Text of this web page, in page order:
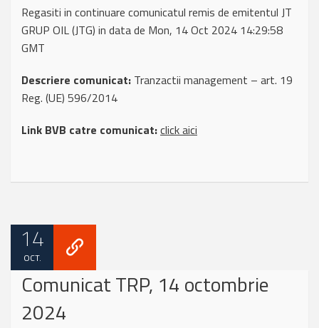
Regasiti in continuare comunicatul remis de emitentul JT
GRUP OIL (JTG) in data de Mon, 14 Oct 2024 14:29:58
GMT
Descriere comunicat: Tranzactii management – art. 19
Reg. (UE) 596/2014
Link BVB catre comunicat:click aici
14
OCT.
Comunicat TRP, 14 octombrie
2024